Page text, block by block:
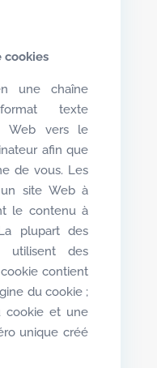
cookies
une chaîne
texte
Web vers le
afin que
de vous. Les
site Web à
le contenu à
plupart des
utilisent des
contient
du cookie ;
et une
unique créé